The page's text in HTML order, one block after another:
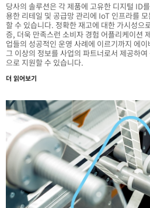
당사의 솔루션은 각 제품에 고유한 디지털 ID
용한 리테일 및 공급망 관리에 IoT 인프라를
할 수 있습니다. 정확한 재고에 대한 가시성으
증, 더욱 만족스런 소비자 경험 어플리케이션
업들의 성공적인 운영 사례에 이르기까지 에
그 이상의 정보를 사업의 파트너로서 제공하
으로 지원할 수 있습니다.
더 읽어보기